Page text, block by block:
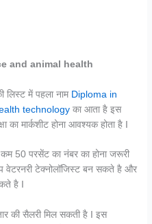
and animal health
लिस्ट में पहला नाम Diploma in
technology का आता है इस
का मार्कशीट होना आवश्यक होता है I
50 परसेंट का नंबर का होना जरूरी
टेक्नोलॉजिस्ट बन सकते है और
है I
की सैलरी मिल सकती है I इस